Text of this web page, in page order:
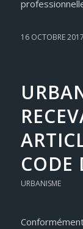
16 OCTOBRE 2017
CODE
URBANISME